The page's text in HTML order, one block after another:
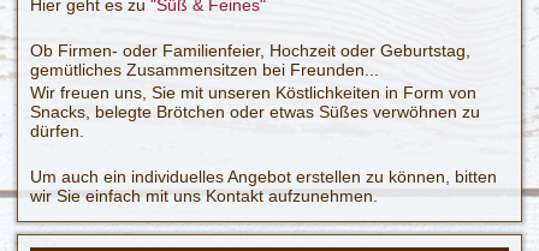
Hier geht es zu"Süß & Feines"
Ob Firmen- oder Familienfeier, Hochzeit oder Geburtstag,
gemütliches Zusammensitzen bei Freunden...
Wir freuen uns, Sie mit unseren Köstlichkeiten in Form von
Snacks, belegte Brötchen oder etwas Süßes verwöhnen zu
dürfen.
Um auch ein individuelles Angebot erstellen zu können, bitten
wir Sie einfach mit uns Kontakt aufzunehmen.